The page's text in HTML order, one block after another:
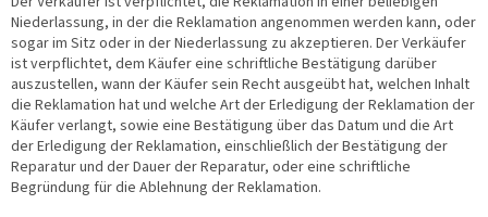
Niederlassung, in der die Reklamation angenommen werden kann, oder
sogar im Sitz oder in der Niederlassung zu akzeptieren. Der Verkäufer
ist verpflichtet, dem Käufer eine schriftliche Bestätigung darüber
auszustellen, wann der Käufer sein Recht ausgeübt hat, welchen Inhalt
die Reklamation hat und welche Art der Erledigung der Reklamation der
Käufer verlangt, sowie eine Bestätigung über das Datum und die Art
der Erledigung der Reklamation, einschließlich der Bestätigung der
Reparatur und der Dauer der Reparatur, oder eine schriftliche
Begründung für die Ablehnung der Reklamation.